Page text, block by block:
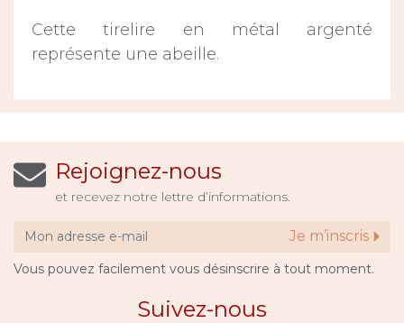
Cette tirelire en métal argenté
représente une abeille.
Rejoignez-nous
et recevez notre lettre d’informations.
Je m’inscris
Vous pouvez facilement vous désinscrire à tout moment.
Suivez-nous